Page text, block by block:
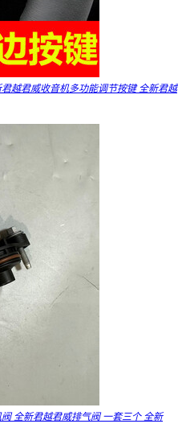
越君威收音机多功能调节按键 全新君越
全新君越君威排气阀 一套三个 全新